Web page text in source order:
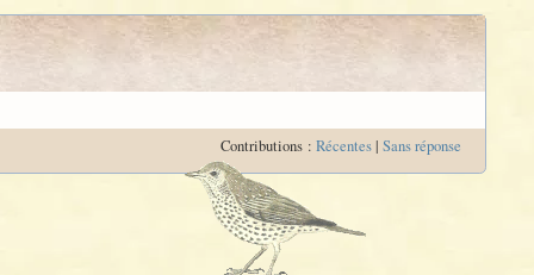
Contributions : Récentes| Sans réponse